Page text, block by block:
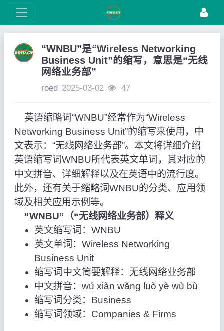
“WNBU”是“Wireless Networking
Business Unit”的缩写，意思是“无线
网络业务部”
roed 2025-03-02 47
英语缩略词“WNBU”经常作为“Wireless
Networking Business Unit”的缩写来使用，中
文表示：“无线网络业务部”。本文将详细介绍
英语缩写词WNBU所代表英文单词，其对应的
中文拼音、详细解释以及在英语中的流行度。
此外，还有关于缩略词WNBU的分类、应用领
域及相关应用示例等。
“WNBU”（“无线网络业务部）释义
英文缩写词：WNBU
英文单词：Wireless Networking
Business Unit
缩写词中文简要解释：无线网络业务部
中文拼音：wú xiàn wǎng luò yè wù bù
缩写词分类：Business
缩写词领域：Companies & Firms